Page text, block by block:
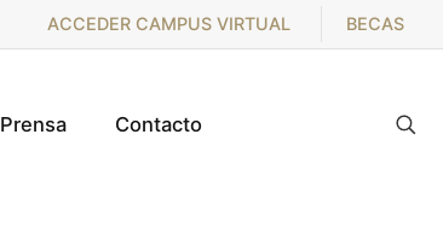
ACCEDER CAMPUS VIRTUAL BECAS
Prensa Contacto